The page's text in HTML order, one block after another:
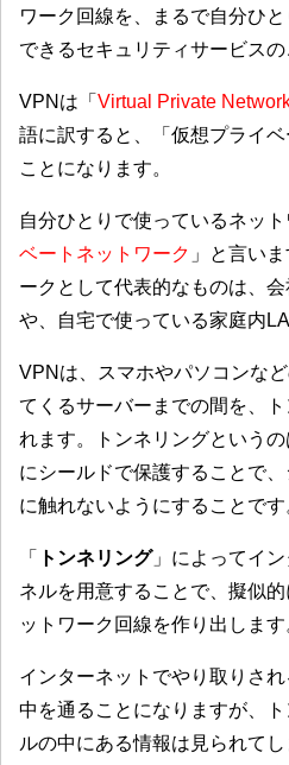
ワーク回線を、まるで自分ひ
できるセキュリティサービスの
VPNは「 Virtual Private
語に訳すると、「 仮想プライ
ことになります。
自分ひとりで使っているネッ
ベートネットワーク 」と言い
ークとして代表的なものは、
や、自宅で使っている家庭内
VPNは、スマホやパソコンな
てくるサーバーまでの間を、
れます。トンネリングという
にシールドで保護することで
に触れないようにすることです
「 トンネリング」によってイ
ネルを用意することで、擬似
ットワーク回線を作り出します
インターネットでやり取りさ
中を通ることになりますが、
ルの中にある情報は見られて